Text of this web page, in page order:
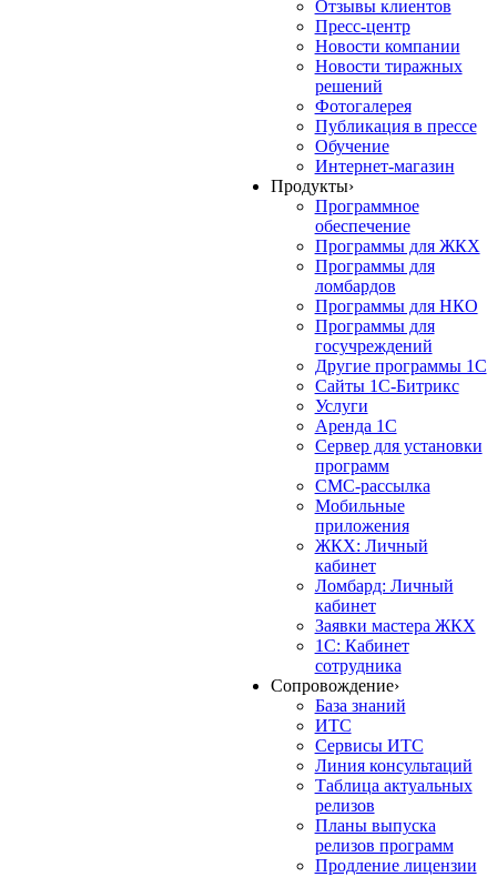
Отзывы клиентов
Пресс-центр
Новости компании
Новости тиражных
решений
Фотогалерея
Публикация в прессе
Обучение
Интернет-магазин
Продукты›
Программное
обеспечение
Программы для ЖКХ
Программы для
ломбардов
Программы для НКО
Программы для
госучреждений
Другие программы 1С
Сайты 1С-Битрикс
Услуги
Аренда 1С
Сервер для установки
программ
СМС-рассылка
Мобильные
приложения
ЖКХ: Личный
кабинет
Ломбард: Личный
кабинет
Заявки мастера ЖКХ
1С: Кабинет
сотрудника
Сопровождение›
База знаний
ИТС
Сервисы ИТС
Линия консультаций
Таблица актуальных
релизов
Планы выпуска
релизов программ
Продление лицензии